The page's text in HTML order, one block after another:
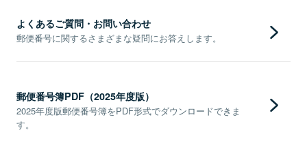
よくあるご質問・お問い合わせ
郵便番号に関するさまざまな疑問にお答えします。
郵便番号簿PDF（2025年度版）
2025年度版郵便番号簿をPDF形式でダウンロードできま
す。